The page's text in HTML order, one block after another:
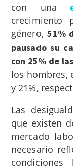
con una
crecimiento
género,51%
pausado su
con 25% de
los hombres,
y 21%,
Las
que existen
mercado
necesario